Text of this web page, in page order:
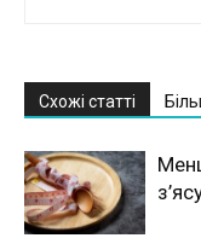
Схожі статті